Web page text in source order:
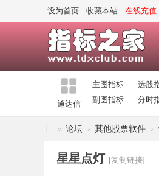
设为首页 收藏本站 在线充值
通达信
主图指标 选股
副图指标
分时
» 论坛 › 其他股票软件 ›
星星点灯 [复制链接]